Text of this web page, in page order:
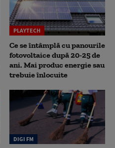
PLAYTECH
Ce se întâmplă cu panourile
fotovoltaice după 20-25 de
ani. Mai produc energie sau
trebuie înlocuite
DIGI FM